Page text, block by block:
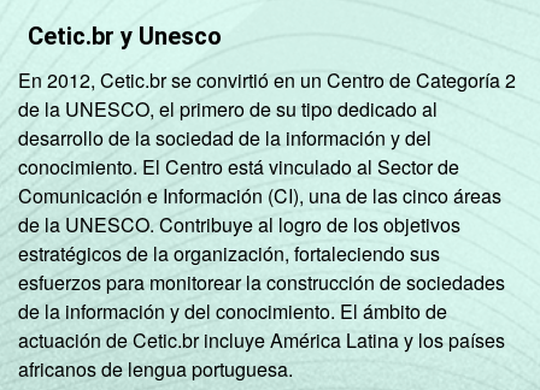
DE 59
Condição
de
atividade
PEA 71
Não PEA 62
Fonte: CGI.br/NIC.br, Centro Regional de
Estudos para o Desenvolvimento da
Sociedade da Informação (Cetic.br),
Pesquisa sobre o Uso das Tecnologias de
Informação e Comunicação nos domicílios
Cetic.br y Unesco
En 2012, Cetic.br se convirtió en un Centro de Categoría 2
de la UNESCO, el primero de su tipo dedicado al
desarrollo de la sociedad de la información y del
conocimiento. El Centro está vinculado al Sector de
Comunicación e Información (CI), una de las cinco áreas
de la UNESCO. Contribuye al logro de los objetivos
estratégicos de la organización, fortaleciendo sus
esfuerzos para monitorear la construcción de sociedades
de la información y del conocimiento. El ámbito de
actuación de Cetic.br incluye América Latina y los países
africanos de lengua portuguesa.